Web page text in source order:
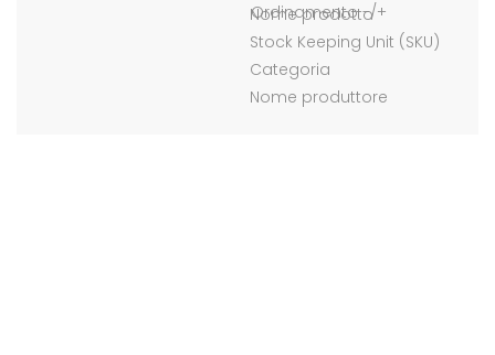
Ordinamento -/+
Nome prodotto
Stock Keeping Unit (SKU)
Categoria
Nome produttore